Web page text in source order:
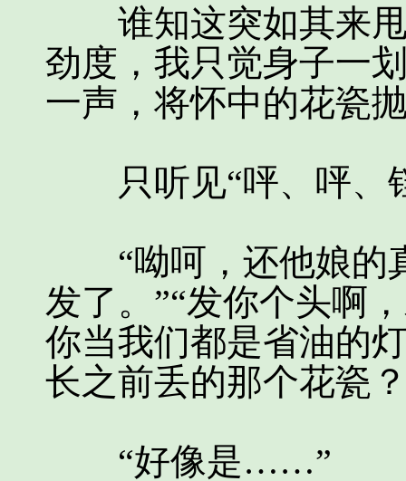
谁知这突如其来甩
劲度，我只觉身子一
一声，将怀中的花瓷
只听见“呯、呯、
“呦呵，还他娘的
发了。”“发你个头啊
你当我们都是省油的
长之前丢的那个花瓷
“好像是……”